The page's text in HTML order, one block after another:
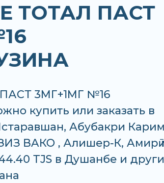
ТОТАЛ ПАСТ
3МГ+1МГ №16
купить или заказать в
Абубакри
ВАКО , Алишер-К, Амирӣ
TJS в Душанбе и